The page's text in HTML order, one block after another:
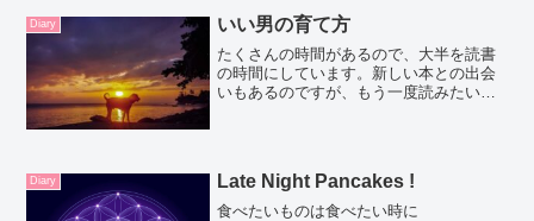
を過ごしています。自分に...
Diary いい男の育て方
たくさんの時間があるので、大半を読書
の時間にしています。新しい本との出会
いもあるのですが、もう一度読みたい本
Diary Late Night Pancakes !
食べたいものは食べたい時に